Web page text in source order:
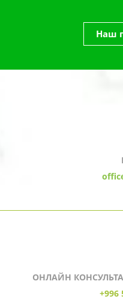
Наш
ОНЛАЙН
+996